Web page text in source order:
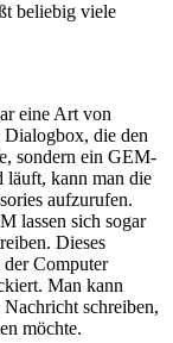
beliebig viele
eine Art von
die den
sondern ein GEM-
läuft, kann man die
aufzurufen.
lassen sich sogar
Dieses
Computer
Man kann
schreiben,
möchte.